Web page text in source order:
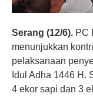
Serang (12/6). PC
menunjukkan
pelaksanaan
Idul Adha 1446 H.
4 ekor sapi dan 3